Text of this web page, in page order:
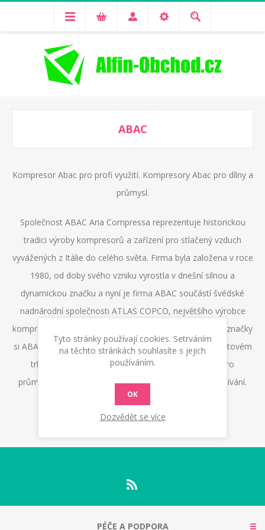
ABAC
Kompresor Abac pro profi využití. Kompresory Abac pro dílny a
průmysl.
Společnost ABAC Aria Compressa reprezentuje historickou
tradici výroby kompresorů a zařízení pro stlačený vzduch
vyvážených z Itálie do celého světa. Firma byla založena v roce
1980, od doby svého vzniku vyrostla v dnešní silnou a
dynamickou značku a nyní je firma ABAC součástí švédské
nadnárodní společnosti ATLAS COPCO, největšího výrobce
kompresorů na světě. Díky dlouhé tradici a renomé své značky
si ABAC neustále posilňuje pozici jednoho z lídrů na světovém
trhu v produkci a distribuci pístových kompresorů pro
průmyslové, profesionální, řemeslnické a domácí používání.
PÉČE A PODPORA
Tyto stránky používají cookies. Setrváním
na těchto stránkách souhlasíte s jejich
používáním.
OK
Dozvědět se více